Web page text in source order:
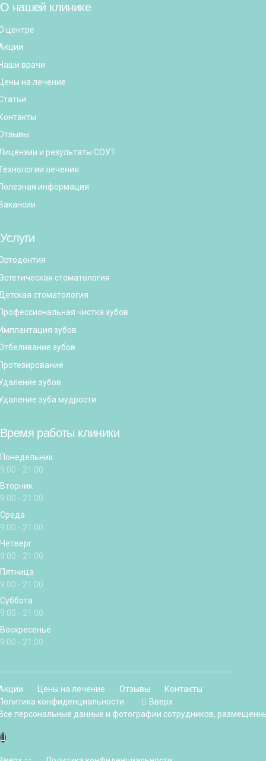
О нашей клинике
центре
врачи
на лечение
и результаты СОУТ
лечения
информация
Услуги
стоматология
стоматология
чистка зубов
зубов
зубов
зубов
зуба мудрости
Время работы клиники
Понедельник
9:00 - 21:00
Вторник
9:00 - 21:00
Среда
9:00 - 21:00
Четверг
9:00 - 21:00
Пятница
9:00 - 21:00
Суббота
9:00 - 21:00
Воскресенье
9:00 - 21:00
Цены на лечение Отзывы
Контакты
конфиденциальности
Вверх
персональные данные и фотографии сотрудников,